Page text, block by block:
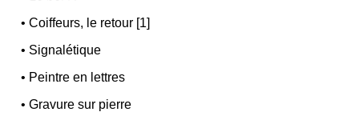
•Coiffeurs, le retour [1]
• Signalétique
• Peintre en lettres
•Gravure sur pierre